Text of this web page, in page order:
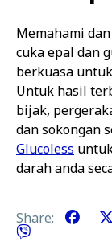
Memahami
cuka epal dan
berkuasa
Untuk hasil
bijak,
dan sokongan
Glucoless
darah anda
Share: